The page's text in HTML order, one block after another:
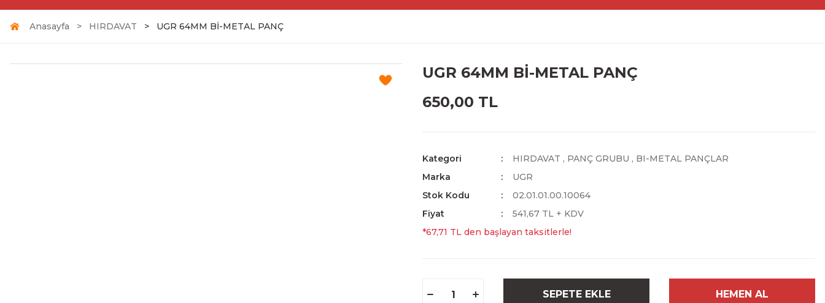
Anasayfa HIRDAVAT UGR 64MM Bİ-METAL PANÇ
UGR 64MM Bİ-METAL PANÇ
650,00 TL
Kategori HIRDAVAT , PANÇ GRUBU , BI-METAL PANÇLAR
Marka
UGR
Stok Kodu
02.01.01.00.10064
Fiyat
541,67 TL + KDV
*67,71 TL den başlayan taksitlerle!
SEPETE EKLE HEMEN AL